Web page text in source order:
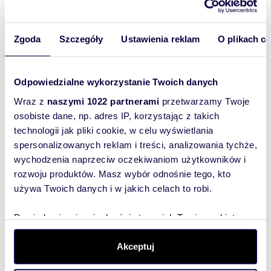
Zgoda Szczegóły Ustawienia reklam O plikach
Odpowiedzialne wykorzystanie Twoich danych
Wraz z naszymi 1022 partnerami przetwarzamy Twoje
osobiste dane, np. adres IP, korzystając z takich
technologii jak pliki cookie, w celu wyświetlania
spersonalizowanych reklam i treści, analizowania tychże,
wychodzenia naprzeciw oczekiwaniom użytkowników i
rozwoju produktów. Masz wybór odnośnie tego, kto
używa Twoich danych i w jakich celach to robi.
Dowiedz się więcej odnośnie tego, jak Twoje osobiste
dane są przetwarzane oraz ustaw własne preferencje w
. W Deklaracji plików cookie możesz
zmienić lub wycofać swoją zgodę w dowolnej chwili.
Akceptuj
Numer oferty: 141094AB
Dom bliźniak 200m2 z
potencjałem inwestycyjnym i
osobnym wejściem
2 350 000 zł
dom Warszawa, Mokotów, Sadyba
2
wiadomość
To najlepszy
sposób, aby